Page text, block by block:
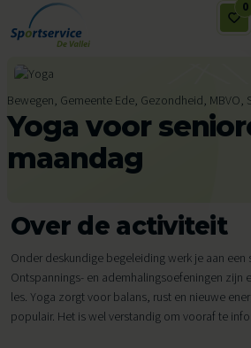
Ga naar de inhoud
0
Bewegen, Gemeente Ede, Gezondheid, MBVO,
Yoga voor
maandag
Over de activiteit
Onder deskundige begeleiding werk je aan een
Ontspannings- en ademhalingsoefeningen zijn
les. Yoga zorgt voor balans, rust en nieuwe
populair. Het is wel verstandig om vooraf te